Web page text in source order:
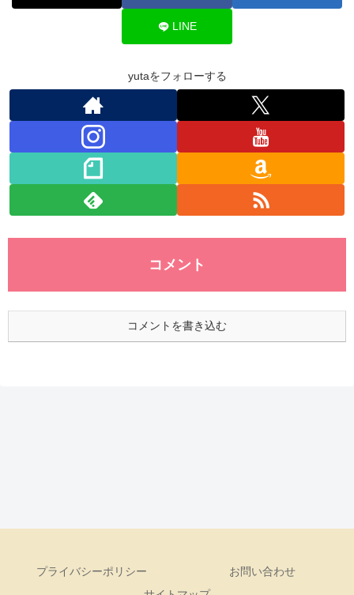
p
p
LINE
yutaをフォローする
コメント
コメントを書き込む
プライバシーポリシー
お問い合わせ